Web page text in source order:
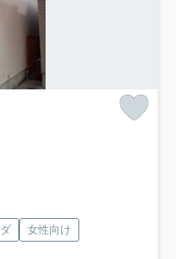
女性向け